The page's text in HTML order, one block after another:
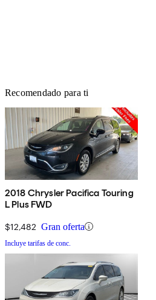
Recomendado para ti
2018 Chrysler Pacifica Touring
L Plus FWD
$12,482 Gran oferta
Incluye tarifas de conc.